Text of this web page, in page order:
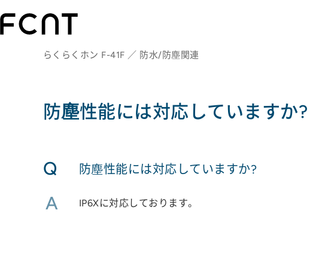
らくらくホン F-41F ／ 防水/防塵関連
防塵性能には対応していますか?
Q 防塵性能には対応していますか?
A IP6Xに対応しております。